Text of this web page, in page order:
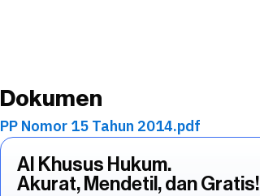
Dokumen
PP Nomor 15 Tahun 2014.pdf
AI Khusus Hukum.
Akurat, Mendetil, dan Gratis!